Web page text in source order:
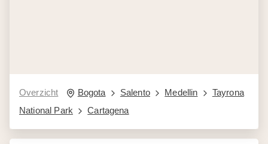
Overzicht Bogota Salento Medellin
Tayrona
National Park
Cartagena